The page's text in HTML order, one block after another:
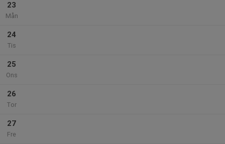
23
Mån
24
Tis
25
Ons
26
Tor
27
Fre